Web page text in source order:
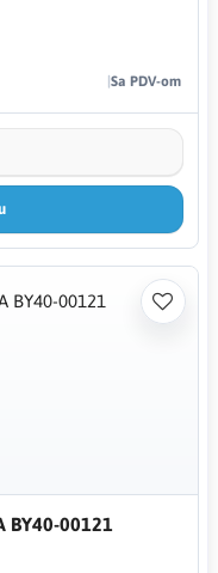
Sa PDV-om
BY40-00121